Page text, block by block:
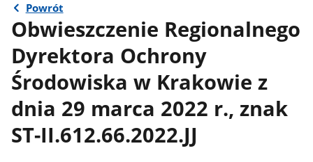
Powrót
Obwieszczenie Regionalnego
Dyrektora Ochrony
Środowiska w Krakowie z
dnia 29 marca 2022 r., znak
ST-II.612.66.2022.JJ